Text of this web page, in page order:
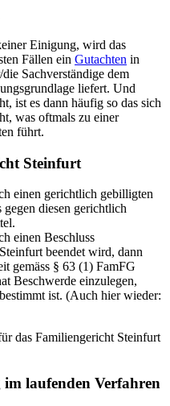
Einigung, wird das
Fällen ein Gutachten in
Sachverständige dem
liefert. Und
ist es dann häufig so das sich
was oftmals zu einer
führt.
Steinfurt
einen gerichtlich gebilligten
diesen gerichtlich
einen Beschluss
beendet wird, dann
gemäss § 63 (1) FamFG
Beschwerde einzulegen,
ist. (Auch hier wieder:
das Familiengericht Steinfurt
laufenden Verfahren